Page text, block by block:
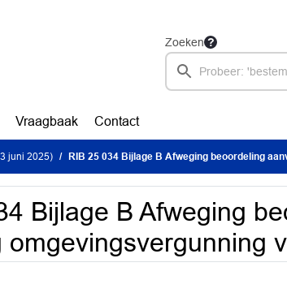
Zoeken
Vraagbaak Contact
juni 2025) RIB 25 034 Bijlage B Afweging beoordeling aanvraag
Bijlage B Afweging
omgevingsvergunning